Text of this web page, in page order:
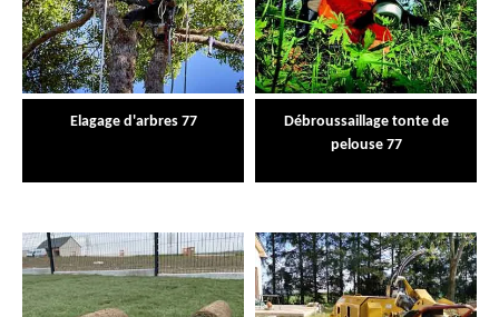
Elagage d'arbres 77
Débroussaillage tonte de
pelouse 77